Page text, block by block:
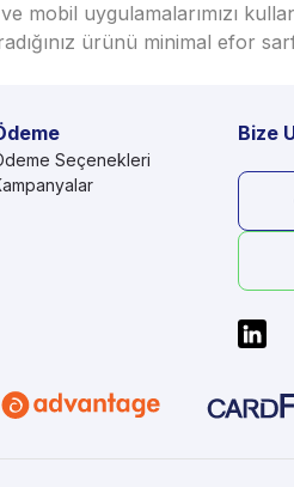
uygulamalarımızı
ürünü minimal efor
Seçenekleri
Bize